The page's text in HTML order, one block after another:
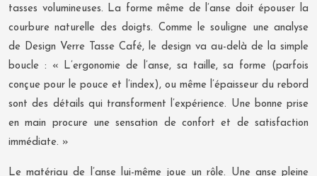
tasses volumineuses. La forme même de l’anse doit épouser la
courbure naturelle des doigts. Comme le souligne une analyse
de Design Verre Tasse Café, le design va au-delà de la simple
boucle : « L’ergonomie de l’anse, sa taille, sa forme (parfois
conçue pour le pouce et l’index), ou même l’épaisseur du rebord
sont des détails qui transforment l’expérience. Une bonne prise
en main procure une sensation de confort et de satisfaction
immédiate. »
Le matériau de l’anse lui-même joue un rôle. Une anse pleine